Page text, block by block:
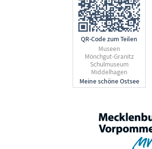
QR-Code zum Teilen
Museen
Mönchgut-Granitz
Schulmuseum
Middelhagen